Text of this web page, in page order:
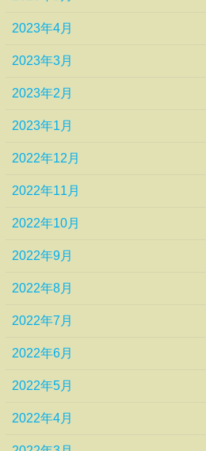
2023年4月
2023年3月
2023年2月
2023年1月
2022年12月
2022年11月
2022年10月
2022年9月
2022年8月
2022年7月
2022年6月
2022年5月
2022年4月